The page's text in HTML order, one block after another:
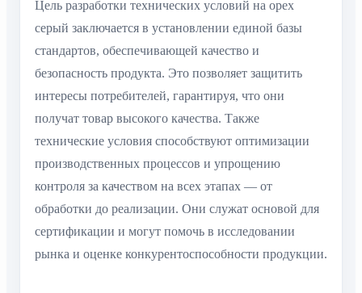
Цель разработки технических условий на орех
серый заключается в установлении единой базы
стандартов, обеспечивающей качество и
безопасность продукта. Это позволяет защитить
интересы потребителей, гарантируя, что они
получат товар высокого качества. Также
технические условия способствуют оптимизации
производственных процессов и упрощению
контроля за качеством на всех этапах — от
обработки до реализации. Они служат основой для
сертификации и могут помочь в исследовании
рынка и оценке конкурентоспособности продукции.